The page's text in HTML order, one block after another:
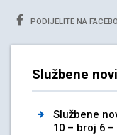
PODIJELITE NA
Službene
Službene
10 – broj 6 –